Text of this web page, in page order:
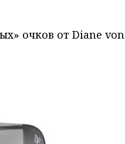
очков от Diane von